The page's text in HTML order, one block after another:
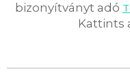
bizonyítványt adó
Kattints